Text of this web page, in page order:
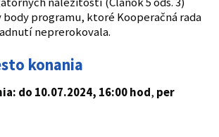
programu, ktoré Kooperačná rada
neprerokovala.
konania
do 10.07.2024, 16:00 hod, per